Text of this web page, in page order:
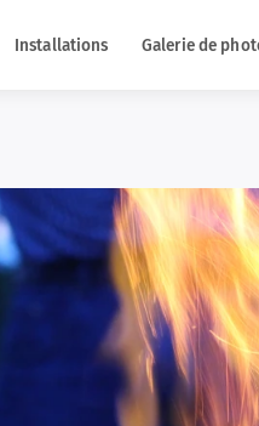
Installations Galerie de